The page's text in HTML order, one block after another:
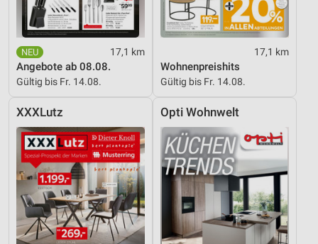
17,1 km
Angebote ab 08.08.
Gültig bis Fr. 14.08.
17,1 km
Wohnenpreishits
Gültig bis Fr. 14.08.
XXXLutz Opti Wohnwelt